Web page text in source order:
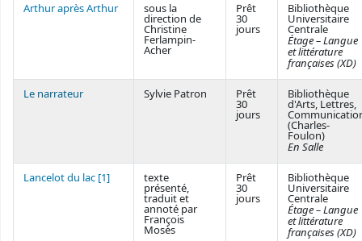
Arthur après Arthur sous la
direction de
Christine
Ferlampin-
Acher
Prêt
30
jours
Bibliothèque
Universitaire
Centrale
Étage – Langue
et littérature
françaises (XD)
Le narrateur Sylvie Patron Prêt
30
jours
Bibliothèque
d'Arts, Lettres,
(Charles-
Foulon)
En Salle
Lancelot du lac [1] texte
présenté,
traduit et
annoté par
François
Mosès
Prêt
30
jours
Bibliothèque
Universitaire
Centrale
Étage – Langue
et littérature
françaises (XD)